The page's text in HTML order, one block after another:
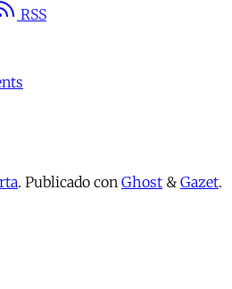
RSS
. Publicado con Ghost & Gazet.